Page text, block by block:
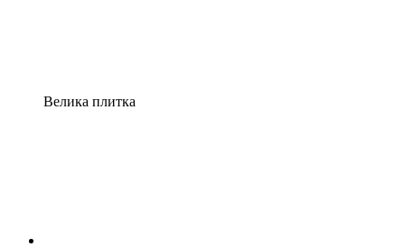
Велика плитка